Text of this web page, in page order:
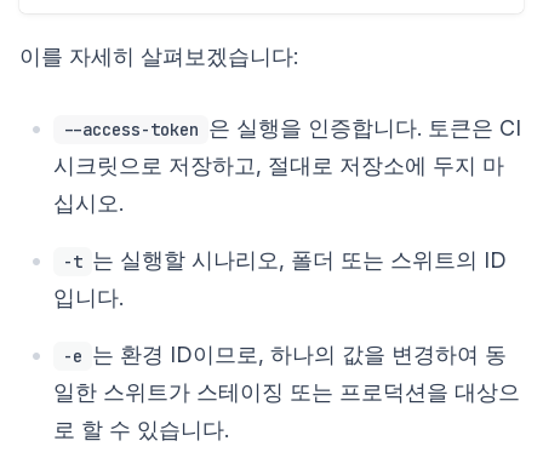
이를 자세히 살펴보겠습니다:
--access-token 은 실행을 인증합니다. 토큰은 CI
시크릿으로 저장하고, 절대로 저장소에 두지 마
십시오.
-t 는 실행할 시나리오, 폴더 또는 스위트의 ID
입니다.
-e 는 환경 ID이므로, 하나의 값을 변경하여 동
일한 스위트가 스테이징 또는 프로덕션을 대상으
로 할 수 있습니다.